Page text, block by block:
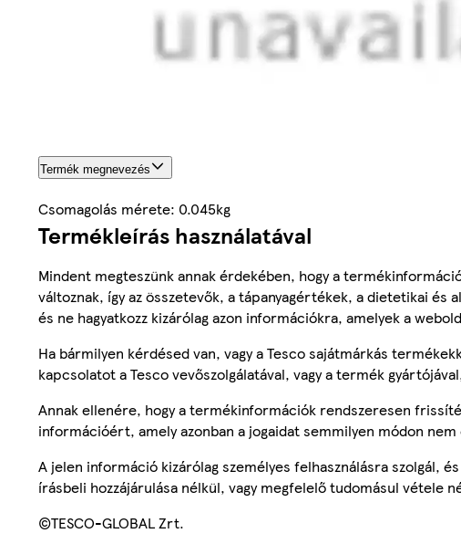
Termék megnevezés
Csomagolás mérete: 0.045kg
Termékleírás használatával
Mindent megteszünk annak érdekében, hogy a
változnak, így az összetevők, a tápanyagértékek, a dietetikai
és ne hagyatkozz kizárólag azon információkra, amelyek a
Ha bármilyen kérdésed van, vagy a Tesco sajátmárkás
kapcsolatot a Tesco vevőszolgálatával, vagy a termék
Annak ellenére, hogy a termékinformációk rendszeresen
információért, amely azonban a jogaidat semmilyen módon
A jelen információ kizárólag személyes felhasználásra szolgál,
írásbeli hozzájárulása nélkül, vagy megfelelő tudomásul vétele
©TESCO-GLOBAL Zrt.